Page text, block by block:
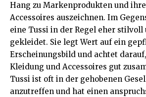
Hang zu Markenprodukten und
Accessoires auszeichnen. Im
eine Tussi in der Regel eher stilvoll
gekleidet. Sie legt Wert auf ein
Erscheinungsbild und achtet
Kleidung und Accessoires gut
Tussi ist oft in der gehobenen
anzutreffen und hat einen